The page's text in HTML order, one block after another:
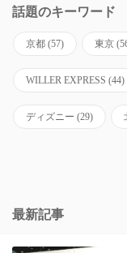
話題のキーワード
京都 (57) 東京
WILLER EXPRESS (44)
ディズニー (29)
最新記事